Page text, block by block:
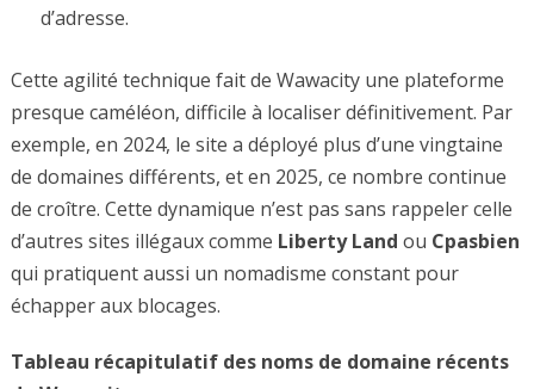
d’adresse.
Cette agilité technique fait de Wawacity une plateforme
presque caméléon, difficile à localiser définitivement. Par
exemple, en 2024, le site a déployé plus d’une vingtaine
de domaines différents, et en 2025, ce nombre continue
de croître. Cette dynamique n’est pas sans rappeler celle
d’autres sites illégaux comme Liberty Land ou Cpasbien
qui pratiquent aussi un nomadisme constant pour
échapper aux blocages.
Tableau récapitulatif des noms de domaine récents